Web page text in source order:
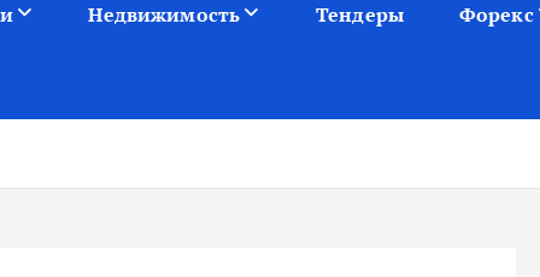
Недвижимость Тендеры Форекс